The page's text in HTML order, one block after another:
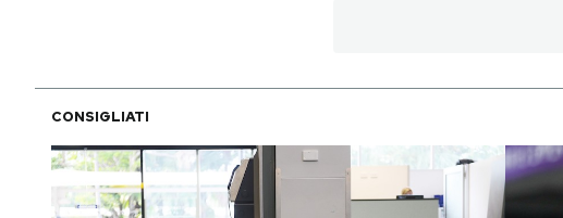
CONSIGLIATI